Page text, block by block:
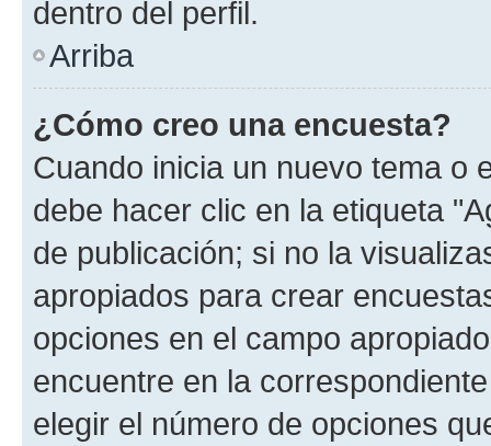
dentro del perfil.
Arriba
¿Cómo creo una encuesta?
Cuando inicia un nuevo tema o
debe hacer clic en la etiqueta
de publicación; si no la
apropiados para crear
opciones en el campo
encuentre en la
elegir el número de opciones